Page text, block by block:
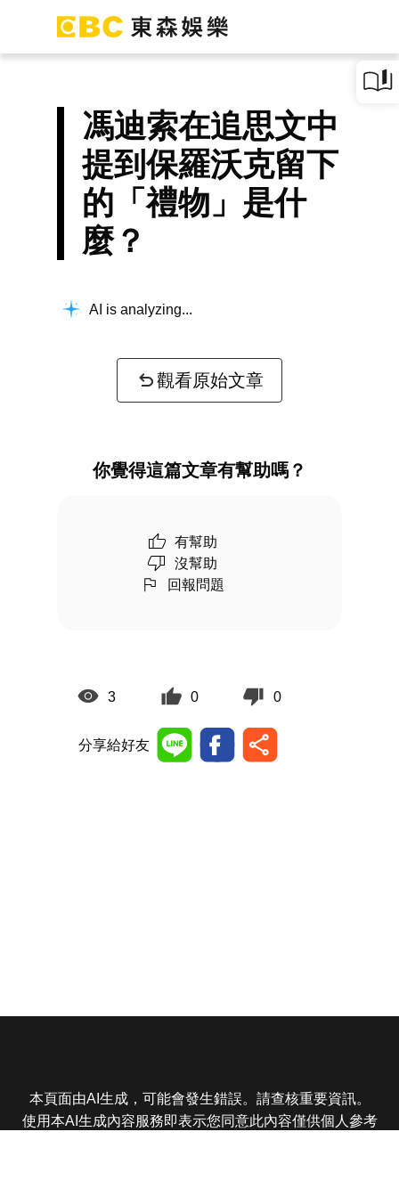
馮迪索在追思文中
提到保羅沃克留下
的「禮物」是什
麼？
AI is analyzing...
觀看原始文章
你覺得這篇文章有幫助嗎？
有幫助
沒幫助
回報問題
3 0 0
分享給好友
本頁面由AI生成，可能會發生錯誤。請查核重要資訊。
使用本AI生成內容服務即表示您同意此內容僅供個人參考